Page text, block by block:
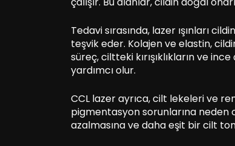
Tedavi sırasında, lazer ışınları
teşvik eder. Kolajen ve elastin,
süreç, ciltteki kırışıklıkların ve
yardımcı olur.
CCL lazer ayrıca, cilt lekeleri ve
pigmentasyon sorunlarına
azalmasına ve daha eşit bir cilt